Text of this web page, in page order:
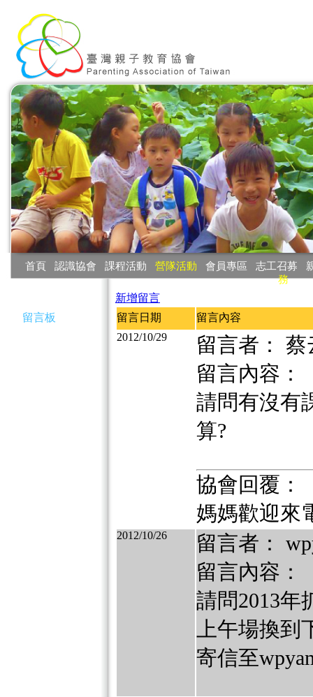
首頁 認識協會 課程活動 營隊活動 會員專區 志工召募
務
留言板
新增留言
留言日期
留言內容
2012/10/29
留言者： 蔡
留言內容：
請問有沒有
算?
協會回覆：
媽媽歡迎來
2012/10/26
留言者：
留言內容：
請問2013年
上午場換
寄信至